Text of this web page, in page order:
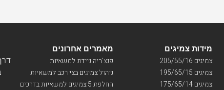
דרך
מאמרים אחרונים
פנצ’ריה ניידת למשאיות
ניהול צמיגים בצי רכב למשאיות
החלפת 5 צמיגים למשאיות בדרכים
מידות צמיגים
צמיגים 205/55/16
צמיגים 195/65/15
צמיגים 175/65/14